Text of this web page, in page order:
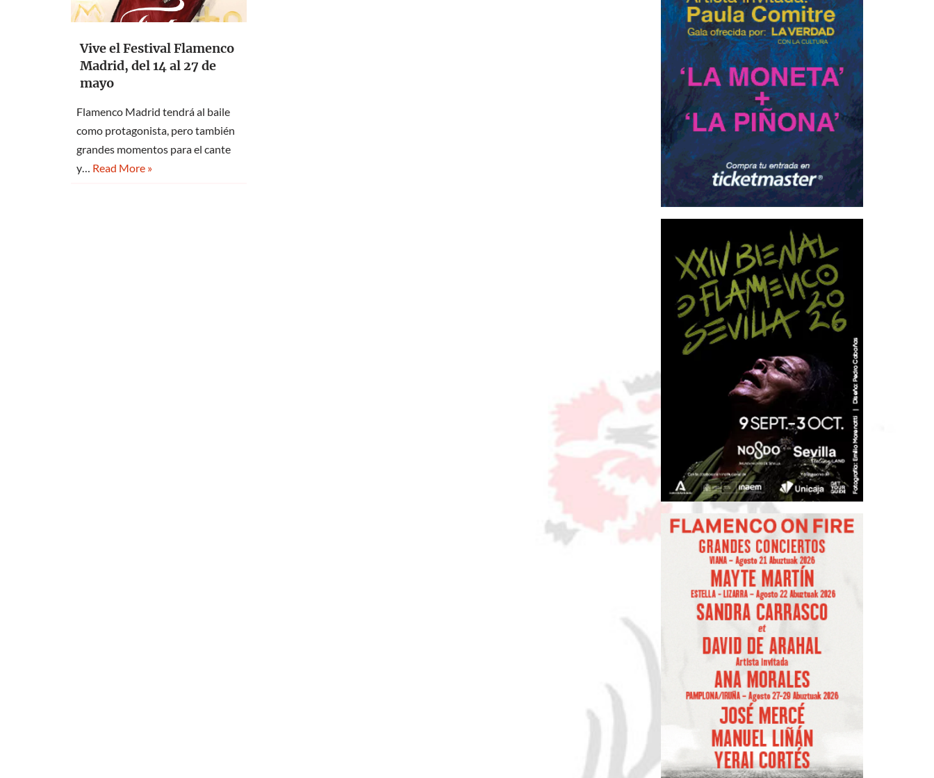
Vive el Festival Flamenco
Madrid, del 14 al 27 de
mayo
Flamenco Madrid tendrá al baile
como protagonista, pero también
grandes momentos para el cante
y… Read More »